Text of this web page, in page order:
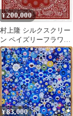
¥200,000
村上隆 シルクスクリー
ン ペイズリーフラワ
ー 版画
¥83,000